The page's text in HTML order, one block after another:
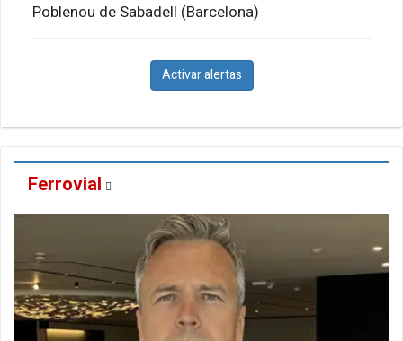
Poblenou de Sabadell (Barcelona)
Activar alertas
Ferrovial